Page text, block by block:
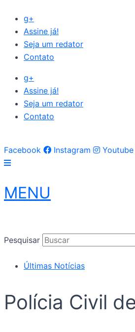
para
conteúdo
g+
Assine já!
Seja um redator
Contato
g+
Assine já!
Seja um redator
Contato
Facebook Instagram Youtube
MENU
Pesquisar
Últimas Notícias
Polícia Civil